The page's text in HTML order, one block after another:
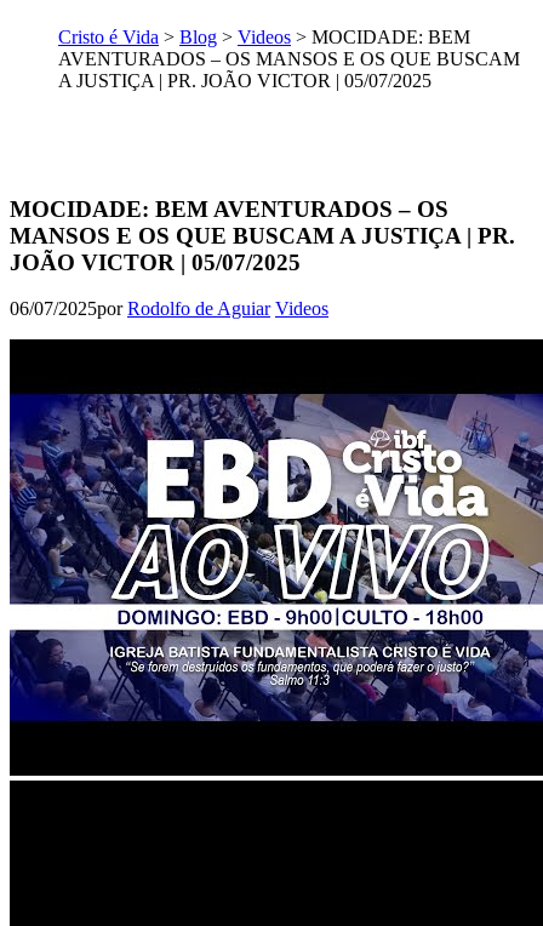
Cristo é Vida > Blog > Videos > MOCIDADE: BEM
AVENTURADOS – OS MANSOS E OS QUE BUSCAM
A JUSTIÇA | PR. JOÃO VICTOR | 05/07/2025
MOCIDADE: BEM AVENTURADOS – OS
MANSOS E OS QUE BUSCAM A JUSTIÇA | PR.
JOÃO VICTOR | 05/07/2025
06/07/2025porRodolfo de Aguiar Videos